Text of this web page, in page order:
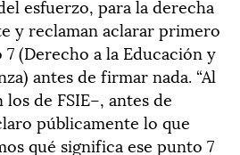
esfuerzo, para la derecha
y reclaman aclarar primero
(Derecho a la Educación y
antes de firmar nada. “Al
de FSIE–, antes de
públicamente lo que
qué significa ese punto 7